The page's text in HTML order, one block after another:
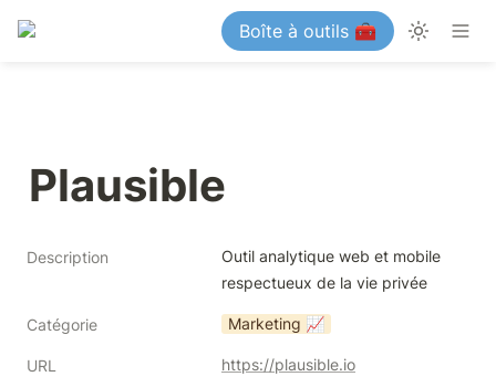
Boîte à outils 🧰
Plausible
Description
Outil analytique web et mobile
respectueux de la vie privée
Catégorie Marketing 📈
URL https://plausible.io